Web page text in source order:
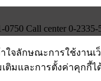
Call center 0-2335-
จลักษณะการใช้งานเ
ติมและการตั้งค่าคุกกี้